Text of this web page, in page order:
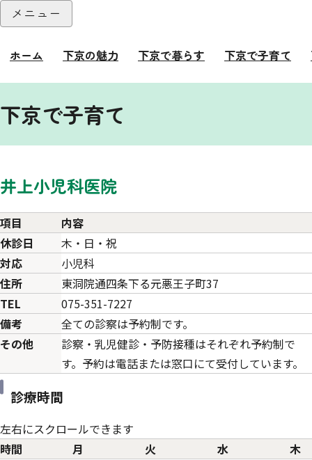
本文へ
メニュー
ホーム 下京の魅力 下京で暮らす 下京で子育て
下京で子育て
井上小児科医院
項目
内容
休診日
木・日・祝
対応
小児科
住所
東洞院通四条下る元悪王子町37
TEL
075-351-7227
備考
全ての診察は予約制です。
その他
診察・乳児健診・予防接種はそれぞれ予約制で
す。予約は電話または窓口にて受付しています。
診療時間
左右にスクロールできます
時間
月 火 水
木